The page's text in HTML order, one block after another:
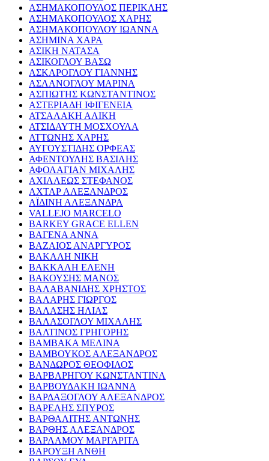
ΑΣΗΜΑΚΟΠΟΥΛΟΣ ΠΕΡΙΚΛΗΣ
ΑΣΗΜΑΚΟΠΟΥΛΟΣ ΧΑΡΗΣ
ΑΣΗΜΑΚΟΠΟΥΛΟΥ ΙΩΑΝΝΑ
ΑΣΗΜΙΝΑ ΧΑΡΑ
ΑΣΙΚΗ ΝΑΤΑΣΑ
ΑΣΙΚΟΓΛΟΥ ΒΑΣΩ
ΑΣΚΑΡΟΓΛΟΥ ΓΙΑΝΝΗΣ
ΑΣΛΑΝΟΓΛΟΥ ΜΑΡΙΝΑ
ΑΣΠΙΩΤΗΣ ΚΩΝΣΤΑΝΤΙΝΟΣ
ΑΣΤΕΡΙΑΔΗ ΙΦΙΓΕΝΕΙΑ
ΑΤΣΑΛΑΚΗ ΑΛΙΚΗ
ΑΤΣΙΔΑΥΤΗ ΜΟΣΧΟΥΛΑ
ΑΤΤΩΝΗΣ ΧΑΡΗΣ
ΑΥΓΟΥΣΤΙΔΗΣ ΟΡΦΕΑΣ
ΑΦΕΝΤΟΥΛΗΣ ΒΑΣΙΛΗΣ
ΑΦΟΛΑΓΙΑΝ ΜΙΧΑΛΗΣ
ΑΧΙΛΛΕΩΣ ΣΤΕΦΑΝΟΣ
ΑΧΤΑΡ ΑΛΕΞΑΝΔΡΟΣ
ΑΪΔΙΝΗ ΑΛΕΞΑΝΔΡΑ
VALLEJO MARCELO
BARKEY GRACE ELLEN
ΒΑΓΕΝΑ ΑΝΝΑ
ΒΑΖΑΙΟΣ ΑΝΑΡΓΥΡΟΣ
ΒΑΚΑΛΗ ΝΙΚΗ
ΒΑΚΚΑΛΗ ΕΛΕΝΗ
ΒΑΚΟΥΣΗΣ ΜΑΝΟΣ
ΒΑΛΑΒΑΝΙΔΗΣ ΧΡΗΣΤΟΣ
ΒΑΛΑΡΗΣ ΓΙΩΡΓΟΣ
ΒΑΛΑΣΗΣ ΗΛΙΑΣ
ΒΑΛΑΣΟΓΛΟΥ ΜΙΧΑΛΗΣ
ΒΑΛΤΙΝΟΣ ΓΡΗΓΟΡΗΣ
ΒΑΜΒΑΚΑ ΜΕΛΙΝΑ
ΒΑΜΒΟΥΚΟΣ ΑΛΕΞΑΝΔΡΟΣ
ΒΑΝΔΩΡΟΣ ΘΕΟΦΙΛΟΣ
ΒΑΡΒΑΡΗΓΟΥ ΚΩΝΣΤΑΝΤΙΝΑ
ΒΑΡΒΟΥΔΑΚΗ ΙΩΑΝΝΑ
ΒΑΡΔΑΞΟΓΛΟΥ ΑΛΕΞΑΝΔΡΟΣ
ΒΑΡΕΛΗΣ ΣΠΥΡΟΣ
ΒΑΡΘΑΛΙΤΗΣ ΑΝΤΩΝΗΣ
ΒΑΡΘΗΣ ΑΛΕΞΑΝΔΡΟΣ
ΒΑΡΛΑΜΟΥ ΜΑΡΓΑΡΙΤΑ
ΒΑΡΟΥΞΗ ΑΝΘΗ